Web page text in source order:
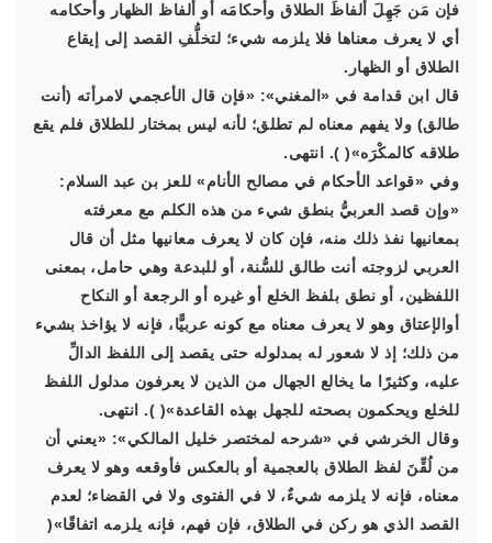
فإن مَن جَهِلَ ألفاظَ الطلاق وأحكامَه أو ألفاظ الظهار وأحكامه
أي لا يعرف معناها فلا يلزمه شيء؛ لتخلُّفِ القصد إلى إيقاع
الطلاق أو الظهار.
قال ابن قدامة في «المغني»: «فإن قال الأعجمي لامرأته (أنت
طالق) ولا يفهم معناه لم تطلق؛ لأنه ليس بمختار للطلاق فلم يقع
طلاقه كالمكْرَه»( ). انتهى.
وفي «قواعد الأحكام في مصالح الأنام» للعز بن عبد السلام:
«وإن قصد العربيُّ بنطق شيء من هذه الكلم مع معرفته
بمعانيها نفذ ذلك منه، فإن كان لا يعرف معانيها مثل أن قال
العربي لزوجته أنت طالق للسُّنة، أو للبدعة وهي حامل، بمعنى
اللفظين، أو نطق بلفظ الخلع أو غيره أو الرجعة أو النكاح
أوالإعتاق وهو لا يعرف معناه مع كونه عربيًّا، فإنه لا يؤاخذ بشيء
من ذلك؛ إذ لا شعور له بمدلوله حتى يقصد إلى اللفظ الدالِّ
عليه، وكثيرًا ما يخالع الجهال من الذين لا يعرفون مدلول اللفظ
للخلع ويحكمون بصحته للجهل بهذه القاعدة»( ). انتهى.
وقال الخرشي في «شرحه لمختصر خليل المالكي»: «يعني أن
من لُقِّنَ لفظ الطلاق بالعجمية أو بالعكس فأوقعه وهو لا يعرف
معناه، فإنه لا يلزمه شيءٌ، لا في الفتوى ولا في القضاء؛ لعدم
القصد الذي هو ركن في الطلاق، فإن فهم، فإنه يلزمه اتفاقًا»(